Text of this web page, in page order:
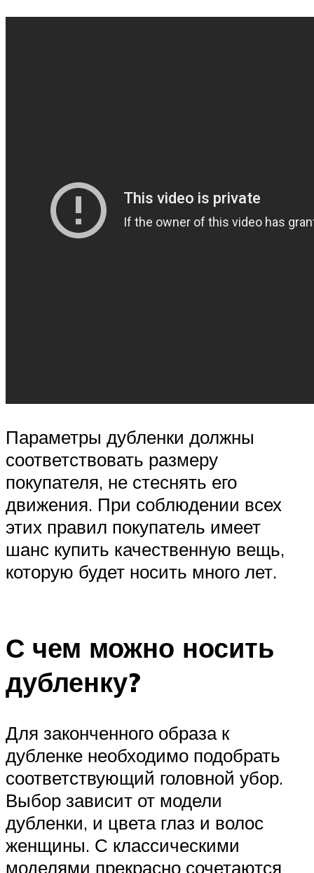
Параметры дубленки должны
соответствовать размеру
покупателя, не стеснять его
движения. При соблюдении всех
этих правил покупатель имеет
шанс купить качественную вещь,
которую будет носить много лет.
С чем можно носить
дубленку?
Для законченного образа к
дубленке необходимо подобрать
соответствующий головной убор.
Выбор зависит от модели
дубленки, и цвета глаз и волос
женщины. С классическими
моделями прекрасно сочетаются